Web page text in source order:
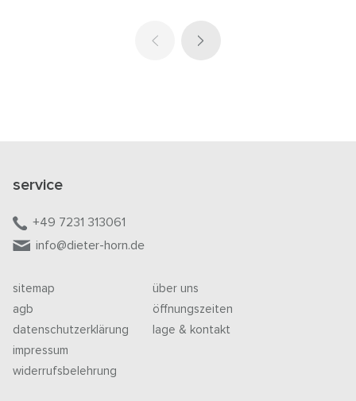
service
+49 7231 313061
info@dieter-horn.de
sitemap
agb
datenschutzerklärung
impressum
widerrufsbelehrung
über uns
öffnungszeiten
lage & kontakt